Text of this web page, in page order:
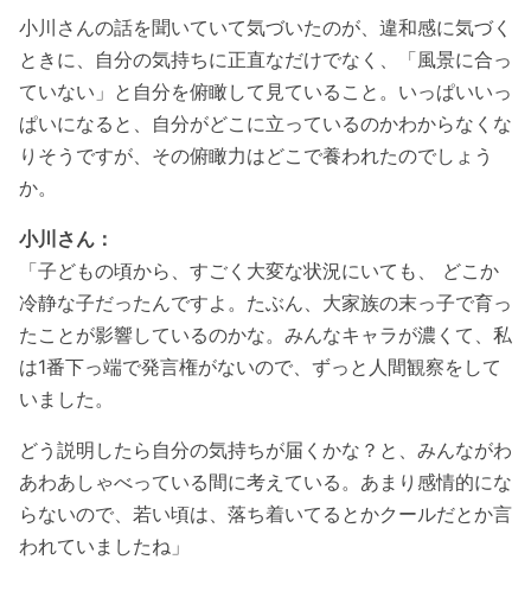
小川さんの話を聞いていて気づいたのが、違和感に気づく
ときに、自分の気持ちに正直なだけでなく、「風景に合っ
ていない」と自分を俯瞰して見ていること。いっぱいいっ
ぱいになると、自分がどこに立っているのかわからなくな
りそうですが、その俯瞰力はどこで養われたのでしょう
か。
小川さん：
「子どもの頃から、すごく大変な状況にいても、 どこか
冷静な子だったんですよ。たぶん、大家族の末っ子で育っ
たことが影響しているのかな。みんなキャラが濃くて、私
は1番下っ端で発言権がないので、ずっと人間観察をして
いました。
どう説明したら自分の気持ちが届くかな？と、みんながわ
あわあしゃべっている間に考えている。あまり感情的にな
らないので、若い頃は、落ち着いてるとかクールだとか言
われていましたね」